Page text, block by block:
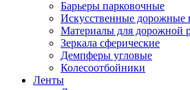
Барьеры парковочные
Искусственные
Материалы для дорожной
Зеркала сферические
Демпферы угловые
Колесоотбойники
Ленты